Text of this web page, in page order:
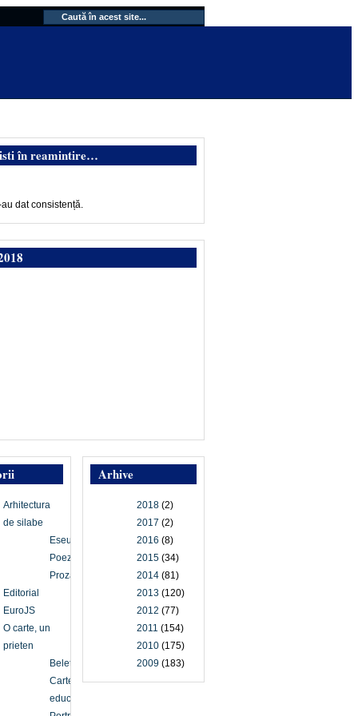
în reamintire…
dat consistență.
Arhive
2018 (2)
2017 (2)
2016 (8)
2015 (34)
2014 (81)
2013 (120)
2012 (77)
2011 (154)
2010 (175)
2009 (183)
Arhitectura
de silabe
Eseu
Poezie
Proză
Editorial
EuroJS
O carte, un
prieten
Beletristică
Carte
educațională